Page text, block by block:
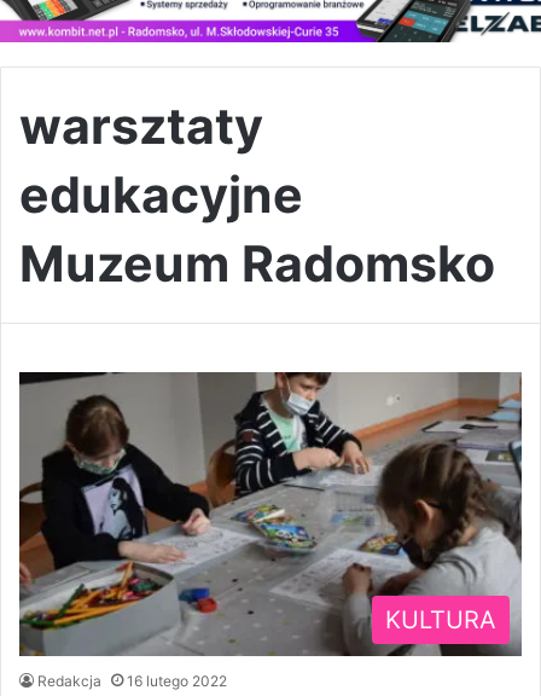
warsztaty
edukacyjne
Muzeum Radomsko
KULTURA
Redakcja 16 lutego 2022